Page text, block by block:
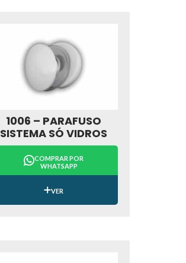
1006 – PARAFUSO
SISTEMA SÓ VIDROS
COMPRAR POR
WHATSAPP
VER